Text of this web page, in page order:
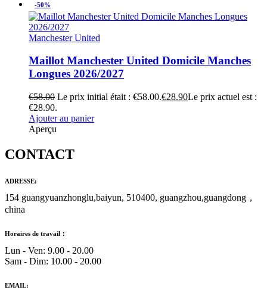
-50%
Manchester United
Maillot Manchester United Domicile Manches
Longues 2026/2027
€58.00 Le prix initial était : €58.00.€28.90Le prix actuel est :
€28.90.
Ajouter au panier
Aperçu
CONTACT
ADRESSE:
154 guangyuanzhonglu,baiyun, 510400, guangzhou,guangdong，
china
Horaires de travail：
Lun - Ven: 9.00 - 20.00
Sam - Dim: 10.00 - 20.00
EMAIL: